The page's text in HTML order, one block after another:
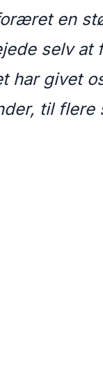
en
selvat
har givet
, til flere